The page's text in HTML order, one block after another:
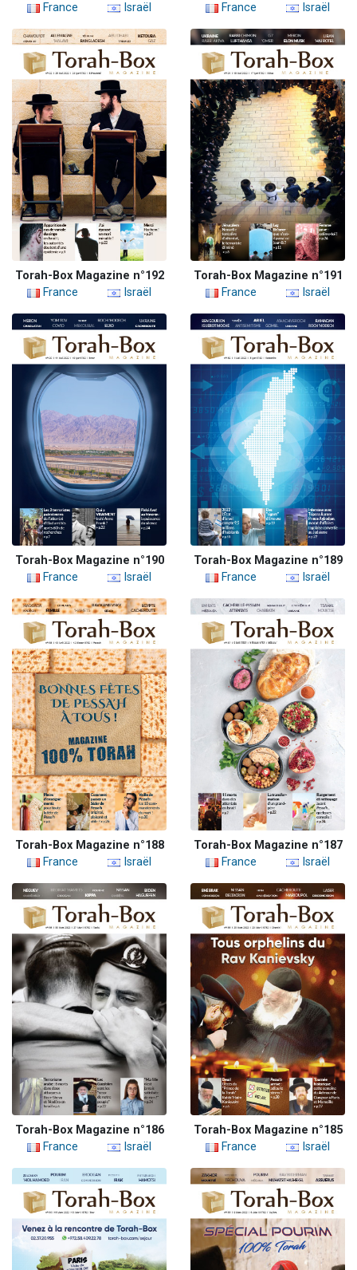
France
Israël
France
Israël
Torah-Box Magazine n°192
France
Israël
Torah-Box Magazine n°191
France
Israël
Torah-Box Magazine n°190
France
Israël
Torah-Box Magazine n°189
France
Israël
Torah-Box Magazine n°188
France
Israël
Torah-Box Magazine n°187
France
Israël
Torah-Box Magazine n°186
France
Israël
Torah-Box Magazine n°185
France
Israël